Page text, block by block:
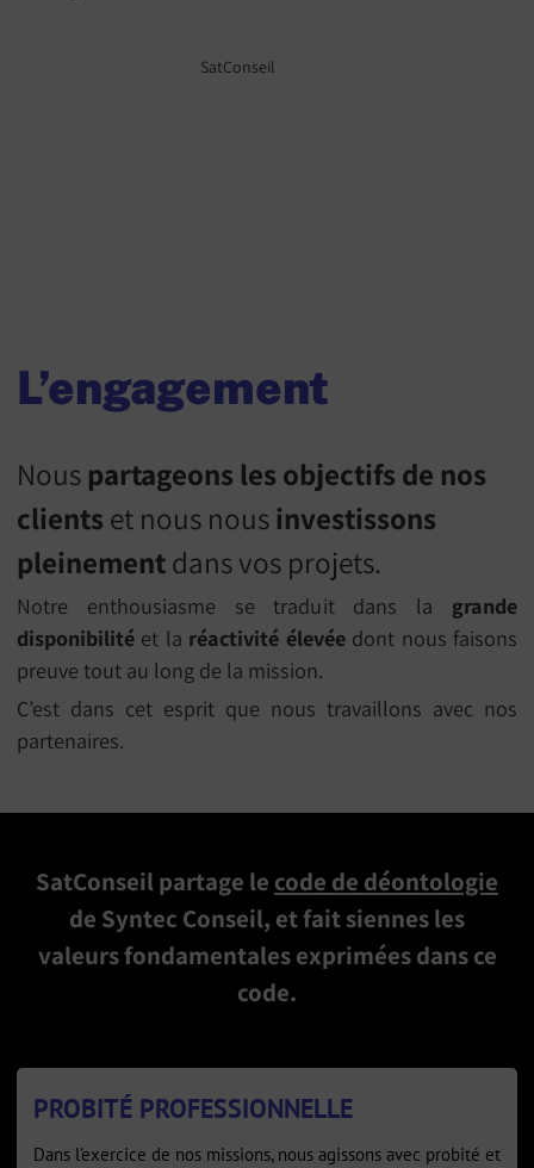
L’engagement
Nous partageons les objectifs de nos
clients et nous nousinvestissons
pleinementdans vos projets.
Notre enthousiasme se traduit dans la grande
disponibilité et la réactivité élevéedont nous faisons
preuve tout au long de la mission.
C’est dans cet esprit que nous travaillons avec nos
partenaires.
SatConseil partage le code de déontologie
de Syntec Conseil, et fait siennes les
valeurs fondamentales exprimées dans ce
code.
PROBITÉ PROFESSIONNELLE
Dans l’exercice de nos missions, nous agissons avec probité et